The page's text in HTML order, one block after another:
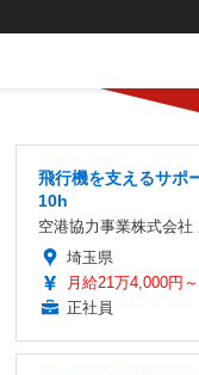
飛行機を支えるサポ
10h
空港協力事業株式会
埼玉県
月給21万4,000円
正社員